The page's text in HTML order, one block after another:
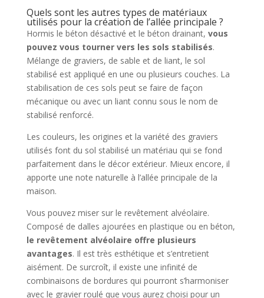
Quels sont les autres types de matériaux
utilisés pour la création de l’allée principale ?
Hormis le béton désactivé et le béton drainant, vous
pouvez vous tourner vers les sols stabilisés.
Mélange de graviers, de sable et de liant, le sol
stabilisé est appliqué en une ou plusieurs couches. La
stabilisation de ces sols peut se faire de façon
mécanique ou avec un liant connu sous le nom de
stabilisé renforcé.
Les couleurs, les origines et la variété des graviers
utilisés font du sol stabilisé un matériau qui se fond
parfaitement dans le décor extérieur. Mieux encore, il
apporte une note naturelle à l’allée principale de la
maison.
Vous pouvez miser sur le revêtement alvéolaire.
Composé de dalles ajourées en plastique ou en béton,
le revêtement alvéolaire offre plusieurs
avantages. Il est très esthétique et s’entretient
aisément. De surcroît, il existe une infinité de
combinaisons de bordures qui pourront s’harmoniser
avec le gravier roulé que vous aurez choisi pour un